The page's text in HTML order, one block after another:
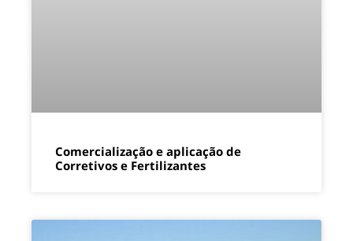
Comercialização e aplicação de
Corretivos e Fertilizantes